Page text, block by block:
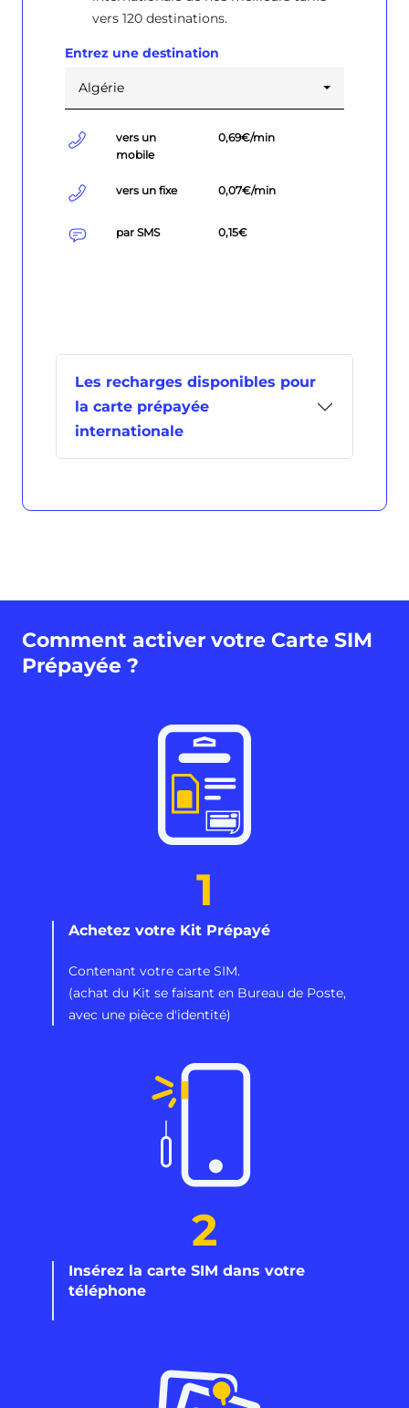
vers 120 destinations.
Les recharges disponibles pour
la carte prépayée
internationale
Comment activer votre Carte SIM
Prépayée ?
1
Achetez votre Kit Prépayé
Contenant votre carte SIM.
(achat du Kit se faisant en Bureau de Poste,
avec une pièce d'identité)
2
Insérez la carte SIM dans votre
téléphone